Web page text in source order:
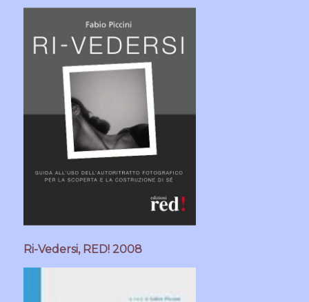
Ri-Vedersi, RED! 2008